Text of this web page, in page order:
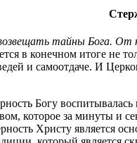
тайны Бога. От
в конечном итоге не
и самоотдаче. И
Богу
которое за минуты
Христу является